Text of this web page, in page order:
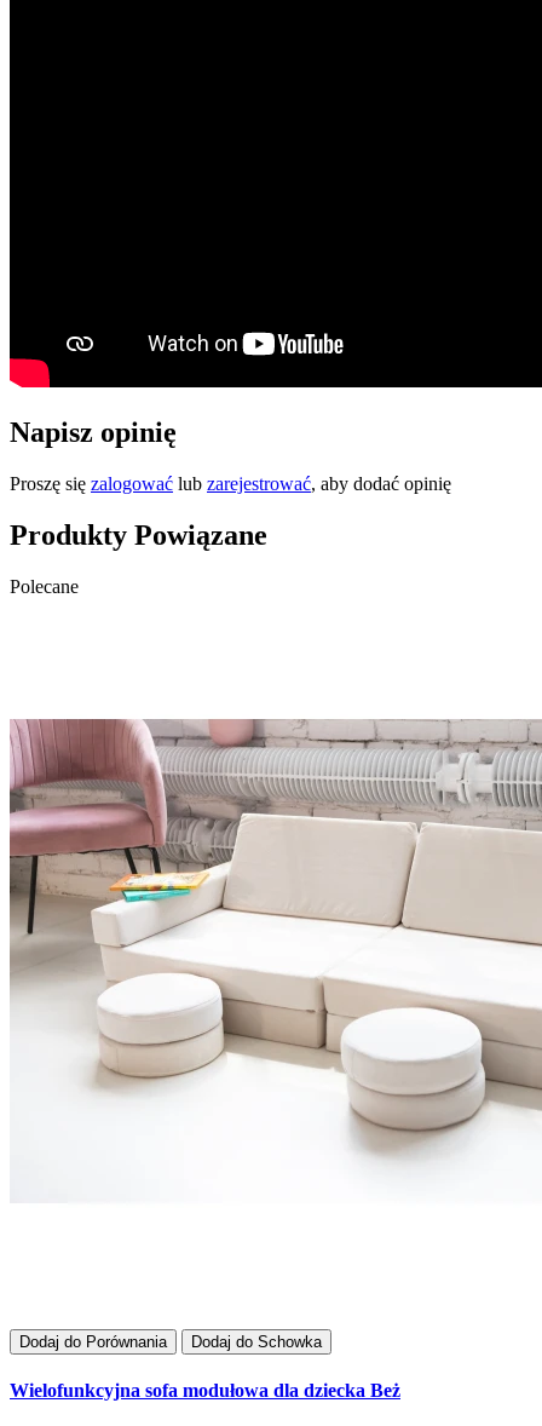
Napisz opinię
Proszę się zalogować lub zarejestrować, aby dodać opinię
Produkty Powiązane
Polecane
Dodaj do Porównania Dodaj do Schowka
Wielofunkcyjna sofa modułowa dla dziecka Beż